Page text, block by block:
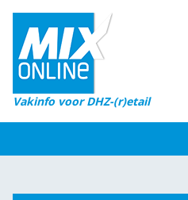
Vakinfo voor DHZ-(r)etail
Home
Magazines
DHZ Sessie
Marktcijfers